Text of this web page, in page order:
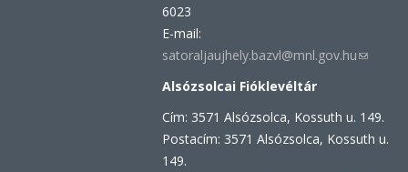
6023
E-mail:
satoraljaujhely.bazvl@mnl.gov.hu(link
mail)
Alsózsolcai Fióklevéltár
Cím: 3571 Alsózsolca, Kossuth u. 149.
Postacím: 3571 Alsózsolca, Kossuth u.
149.